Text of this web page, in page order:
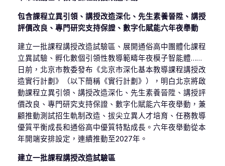
包含課程立異引領、講授改造深化、先生素養晉陞、講授
評價改良、專門研究支持保證、數字化賦能六年夜舉動
建立一批課程講授改造試驗區、展開通俗高中團體化課程
立異試驗、孵化數個引領性教導範疇年夜模子智能體……
日前，北京市教委發布《北京市深化基本教導課程講授改
造實行計劃》（以下簡稱《實行計劃》），明白北京將啟
動課程立異引領、講授改造深化、先生素養晉陞、講授評
價改良、專門研究支持保證、數字化賦能六年夜舉動，兼
顧推動測試招生軌制改造、拔尖立異人才培育、任務教導
優質平衡成長和通俗高中優質特點成長。六年夜舉動從本
年開端安排設定，連續推動至2027年。
建立一批課程講授改造試驗區